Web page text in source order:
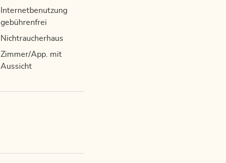
Internetbenutzung
gebührenfrei
Nichtraucherhaus
Zimmer/App. mit
Aussicht